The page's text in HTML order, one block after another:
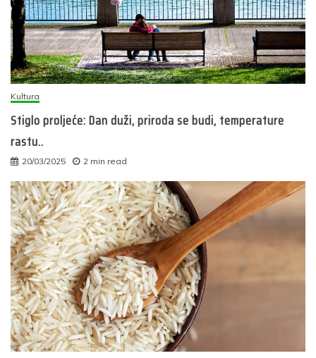
Kultura
Stiglo proljeće: Dan duži, priroda se budi, temperature
rastu..
20/03/2025 2 min read